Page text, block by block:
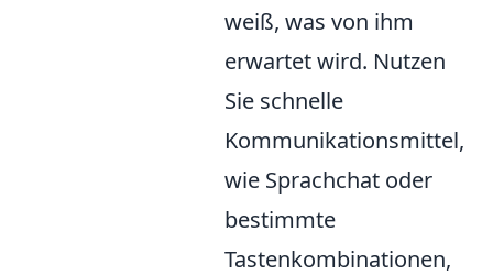
weiß, was von ihm
erwartet wird. Nutzen
Sie schnelle
Kommunikationsmittel,
wie Sprachchat oder
bestimmte
Tastenkombinationen,